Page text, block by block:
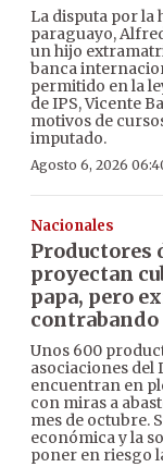
La disputa por
paraguayo,
un hijo
banca
permitido en la
de IPS, Vicente
motivos de
imputado.
Agosto 6, 2026
Nacionales
Productores
proyectan
papa, pero
contrabando
Unos 600
asociaciones del
encuentran en
con miras a
mes de octubre.
económica y la
poner en riesgo